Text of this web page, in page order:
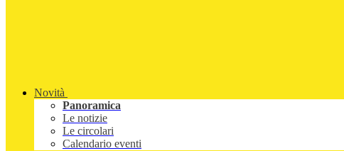
Novità
Panoramica
Le notizie
Le circolari
Calendario eventi